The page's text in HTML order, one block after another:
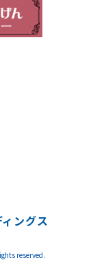
ングス
reserved.